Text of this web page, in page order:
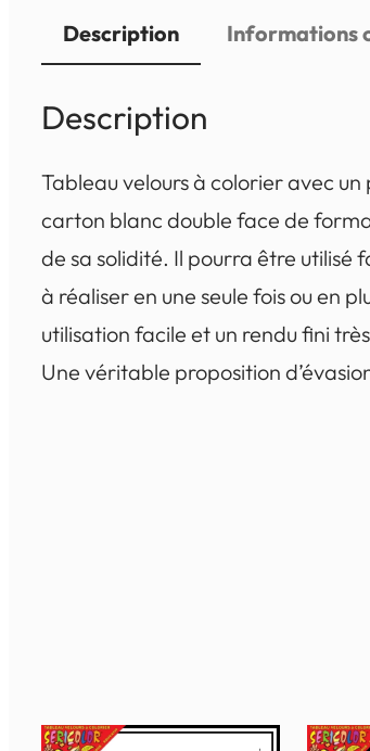
Description Informations
Description
Tableau velours à colorier avec
carton blanc double face de
de sa solidité. Il pourra être utilisé
à réaliser en une seule fois ou en
utilisation facile et un rendu fini
Une véritable proposition